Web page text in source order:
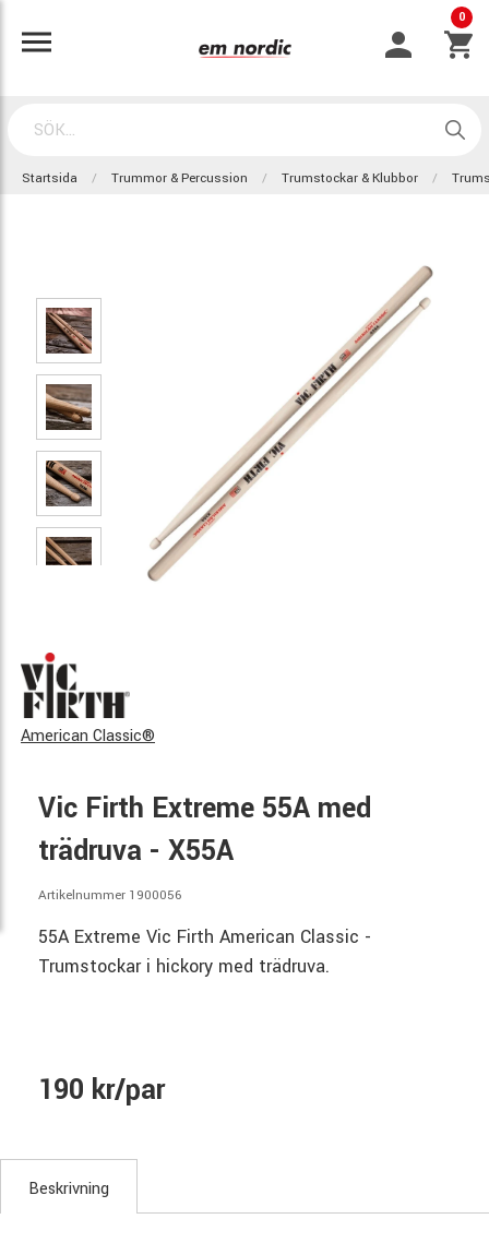
0
Startsida Trummor & Percussion Trumstockar & Klubbor
American Classic®
Vic Firth Extreme 55A med
trädruva - X55A
Artikelnummer 1900056
55A Extreme Vic Firth American Classic -
Trumstockar i hickory med trädruva.
190 kr/par
Beskrivning